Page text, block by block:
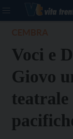
Voci e
Giovo